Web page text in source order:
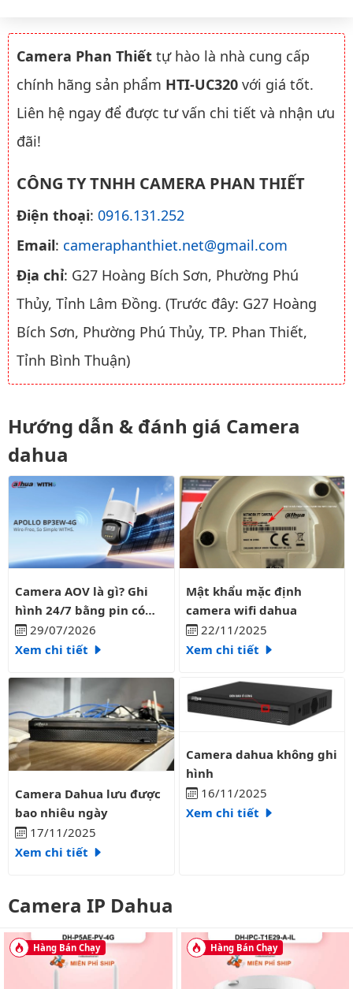
Camera Phan Thiết tự hào là nhà cung cấp
chính hãng sản phẩm HTI-UC320 với giá tốt.
Liên hệ ngay để được tư vấn chi tiết và nhận ưu
đãi!
CÔNG TY TNHH CAMERA PHAN THIẾT
Điện thoại: 0916.131.252
Email: cameraphanthiet.net@gmail.com
Địa chỉ: G27 Hoàng Bích Sơn, Phường Phú
Thủy, Tỉnh Lâm Đồng. (Trước đây: G27 Hoàng
Bích Sơn, Phường Phú Thủy, TP. Phan Thiết,
Tỉnh Bình Thuận)
Hướng dẫn & đánh giá Camera
dahua
Camera AOV là gì? Ghi hình 24/7 bằng pin có liên tục?
Camera AOV là gì? Ghi
hình 24/7 bằng pin có
liên tục?
29/07/2026
Xem chi tiết
Mật khẩu mặc định camera
Mật khẩu mặc định
camera wifi dahua
22/11/2025
Xem chi tiết
Camera Dahua lưu được bao nhiêu ngày
Camera Dahua lưu được
bao nhiêu ngày
17/11/2025
Xem chi tiết
Camera dahua không ghi hình
Camera dahua không ghi
hình
16/11/2025
Xem chi tiết
Camera IP Dahua
Hàng Bán Chạy Hàng Bán Chạy